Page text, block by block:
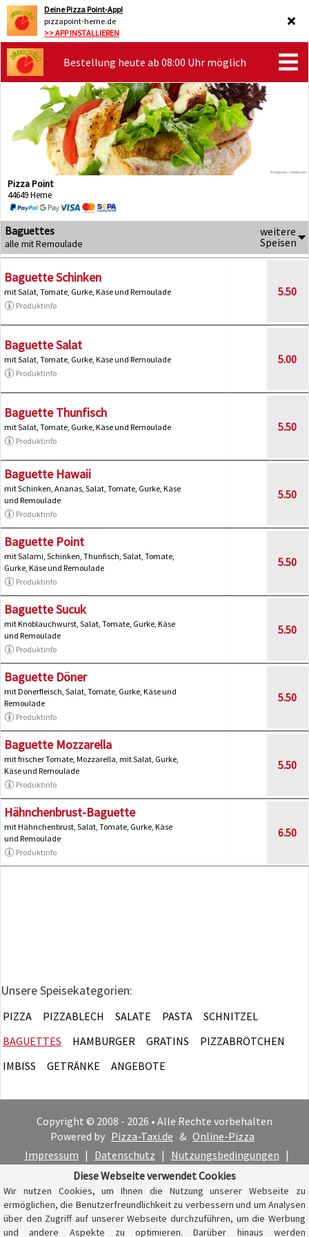
Deine Pizza Point-App!
pizzapoint-herne.de
>> APP INSTALLIEREN
Bestellung heute ab 08:00 Uhr möglich
Pizza Point
44649 Herne
Baguettes
alle mit Remoulade
weitere
Speisen
Baguette Schinken
mit Salat, Tomate, Gurke, Käse und Remoulade
Produktinfo
5.50
Baguette Salat
mit Salat, Tomate, Gurke, Käse und Remoulade
Produktinfo
5.00
Baguette Thunfisch
mit Salat, Tomate, Gurke, Käse und Remoulade
Produktinfo
5.50
Baguette Hawaii
mit Schinken, Ananas, Salat, Tomate, Gurke, Käse
und Remoulade
Produktinfo
5.50
Baguette Point
mit Salami, Schinken, Thunfisch, Salat, Tomate,
Gurke, Käse und Remoulade
Produktinfo
5.50
Baguette Sucuk
mit Knoblauchwurst, Salat, Tomate, Gurke, Käse
und Remoulade
Produktinfo
5.50
Baguette Döner
mit Dönerfleisch, Salat, Tomate, Gurke, Käse und
Remoulade
Produktinfo
5.50
Baguette Mozzarella
mit frischer Tomate, Mozzarella, mit Salat, Gurke,
Käse und Remoulade
Produktinfo
5.50
Hähnchenbrust-Baguette
mit Hähnchenbrust, Salat, Tomate, Gurke, Käse
und Remoulade
Produktinfo
6.50
Unsere Speisekategorien:
PIZZA PIZZABLECH SALATE PASTA
SCHNITZEL
BAGUETTES
HAMBURGER GRATINS
PIZZABRÖTCHEN
IMBISS
GETRÄNKE ANGEBOTE
Copyright © 2008 - 2026 • Alle Rechte vorbehalten
Powered by Pizza-Taxi.de & Online-Pizza
Impressum | Datenschutz | Nutzungsbedingungen |
Cookie-Hinweis
Diese Webseite verwendet Cookies
Wir nutzen Cookies, um Ihnen die Nutzung unserer Webseite zu
ermöglichen, die Benutzerfreundlichkeit zu verbessern und um Analysen
über den Zugriff auf unserer Webseite durchzuführen, um die Werbung
und andere Aspekte zu optimieren. Darüber hinaus werden